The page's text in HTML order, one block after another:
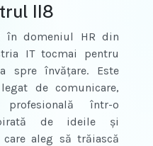
II8
în domeniul HR din
IT tocmai pentru
spre învăţare. Este
de comunicare,
într-o
de ideile şi
aleg să trăiască